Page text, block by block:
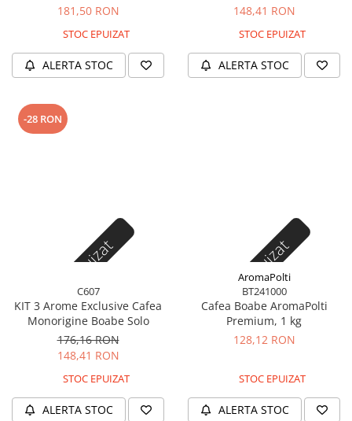
181,50 RON
STOC EPUIZAT
ALERTA STOC
148,41 RON
STOC EPUIZAT
ALERTA STOC
Stoc epuizat
-28 RON
C607
KIT 3 Arome Exclusive Cafea
Monorigine Boabe Solo
176,16 RON
148,41 RON
STOC EPUIZAT
ALERTA STOC
Stoc epuizat
AromaPolti
BT241000
Cafea Boabe AromaPolti
Premium, 1 kg
128,12 RON
STOC EPUIZAT
ALERTA STOC